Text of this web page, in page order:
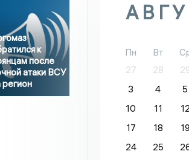
к
после
атаки ВСУ
регион
Пн Вт
27
28
3
4 5
10
11 12
17
18 19
24
25